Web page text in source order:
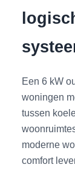
Een 6 kW
woningen
tussen
moderne
comfort